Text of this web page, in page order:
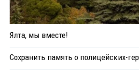
Ялта, мы вместе!
Сохранить память о полицейских-